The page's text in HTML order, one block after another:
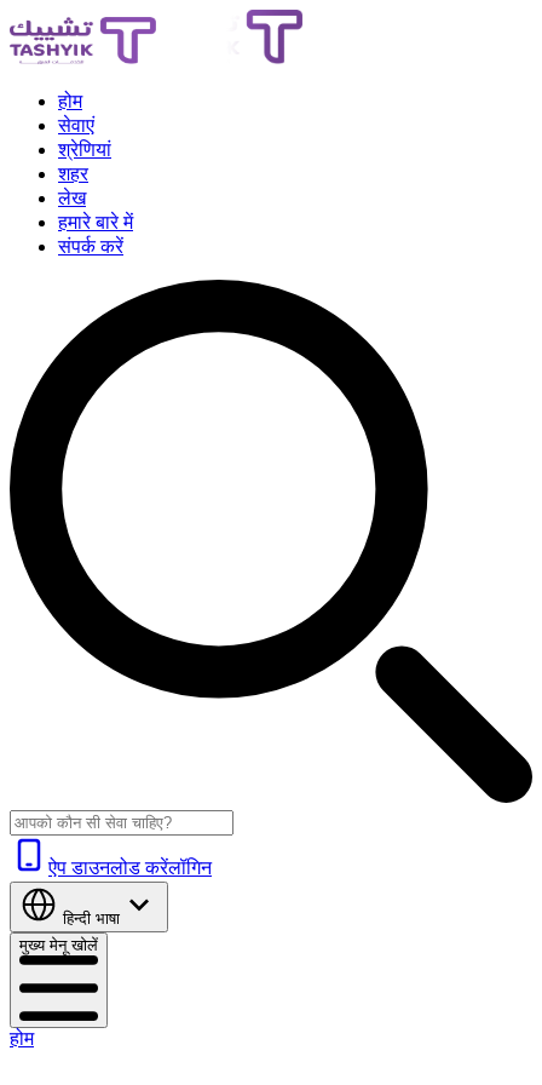
होम
सेवाएं
श्रेणियां
शहर
लेख
हमारे बारे में
संपर्क करें
ऐप डाउनलोड करेंलॉगिन
हिन्दी भाषा
मुख्य मेनू खोलें
होम